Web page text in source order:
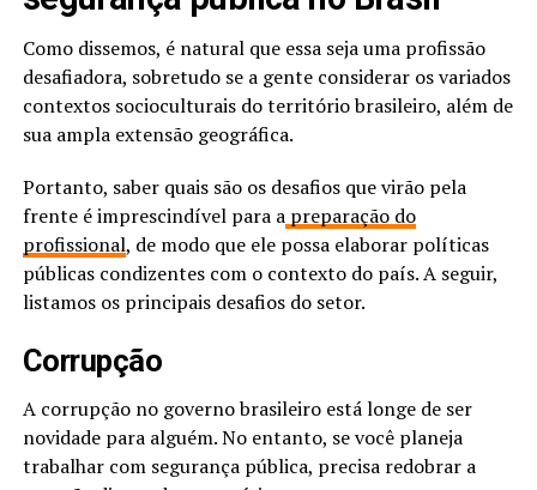
Como dissemos, é natural que essa seja uma profissão
desafiadora, sobretudo se a gente considerar os variados
contextos socioculturais do território brasileiro, além de
sua ampla extensão geográfica.
Portanto, saber quais são os desafios que virão pela
frente é imprescindível para a preparação do
profissional, de modo que ele possa elaborar políticas
públicas condizentes com o contexto do país. A seguir,
listamos os principais desafios do setor.
Corrupção
A corrupção no governo brasileiro está longe de ser
novidade para alguém. No entanto, se você planeja
trabalhar com segurança pública, precisa redobrar a